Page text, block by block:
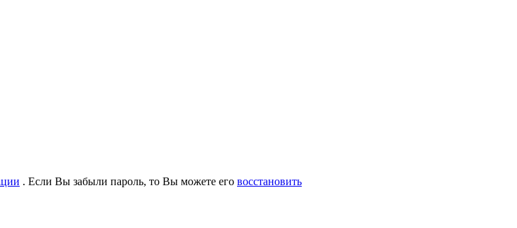
. Если Вы забыли пароль, то Вы можете его восстановить